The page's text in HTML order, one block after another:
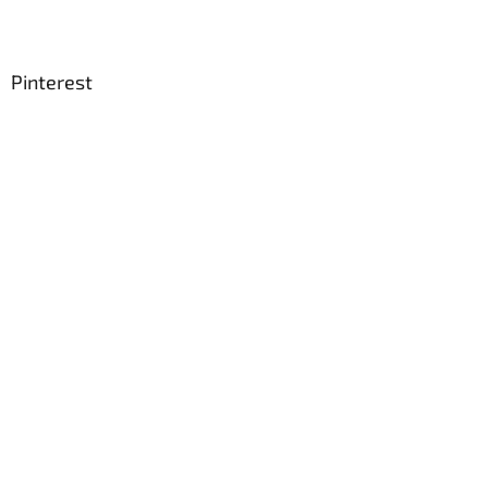
Pinterest